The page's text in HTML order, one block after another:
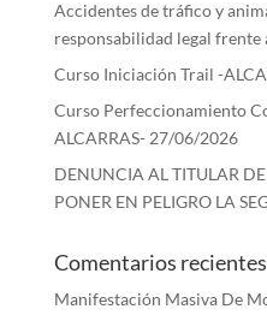
Accidentes de tráfico y
responsabilidad legal frente
Curso Iniciación Trail -
Curso Perfeccionamiento
ALCARRAS- 27/06/2026
DENUNCIA AL TITULAR
PONER EN PELIGRO LA
Comentarios recientes
Manifestación Masiva De